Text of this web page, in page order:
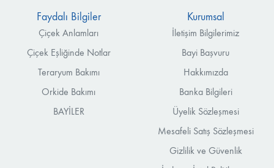
Faydalı Bilgiler
Çiçek Anlamları
Çiçek Eşliğinde Notlar
Teraryum Bakımı
Orkide Bakımı
BAYİLER
Kurumsal
İletişim Bilgilerimiz
Bayi Başvuru
Hakkımızda
Banka Bilgileri
Üyelik Sözleşmesi
Mesafeli Satış Sözleşmesi
Gizlilik ve Güvenlik